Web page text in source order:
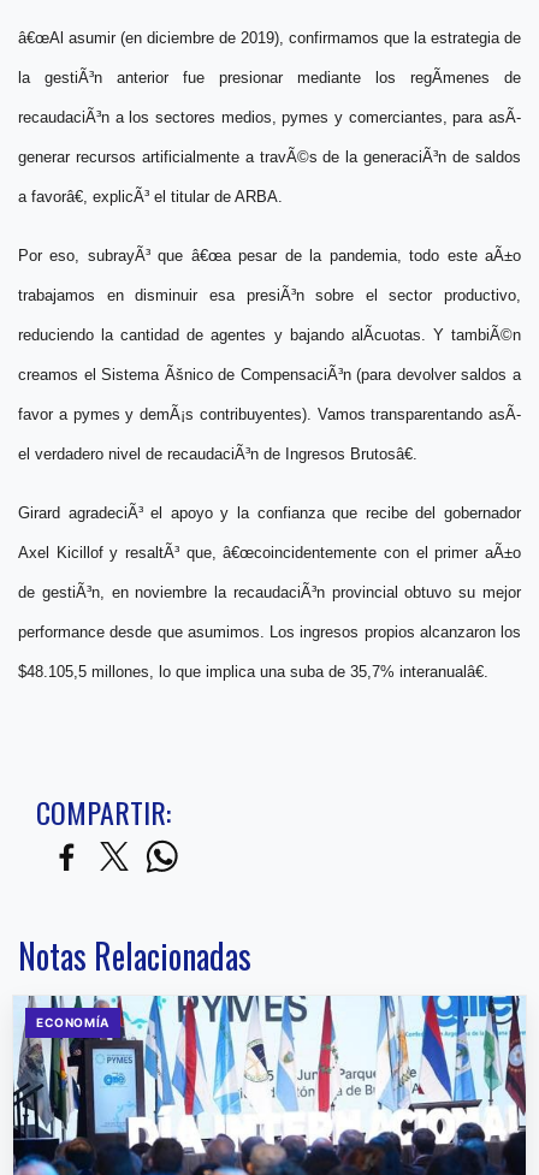
â€œAl asumir (en diciembre de 2019), confirmamos que la estrategia de
la gestiÃ³n anterior fue presionar mediante los regÃ­menes de
recaudaciÃ³n a los sectores medios, pymes y comerciantes, para asÃ­
generar recursos artificialmente a travÃ©s de la generaciÃ³n de saldos
a favorâ€, explicÃ³ el titular de ARBA.
Por eso, subrayÃ³ que â€œa pesar de la pandemia, todo este aÃ±o
trabajamos en disminuir esa presiÃ³n sobre el sector productivo,
reduciendo la cantidad de agentes y bajando alÃ­cuotas. Y tambiÃ©n
creamos el Sistema Ãšnico de CompensaciÃ³n (para devolver saldos a
favor a pymes y demÃ¡s contribuyentes). Vamos transparentando asÃ­
el verdadero nivel de recaudaciÃ³n de Ingresos Brutosâ€.
Girard agradeciÃ³ el apoyo y la confianza que recibe del gobernador
Axel Kicillofy resaltÃ³ que,â€œcoincidentemente con el primer aÃ±o
de gestiÃ³n, en noviembre la recaudaciÃ³n provincial obtuvo su mejor
performance desde que asumimos. Los ingresos propios alcanzaron los
$48.105,5 millones, lo que implica una suba de 35,7% interanualâ€.
COMPARTIR:
Notas Relacionadas
ECONOMÍA